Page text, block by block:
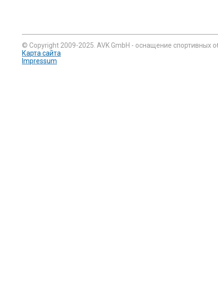
© Copyright 2009-2025. AVK GmbH - оснащение спортивных
Карта сайта
Impressum